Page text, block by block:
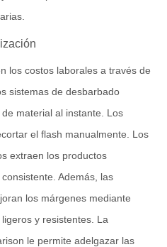
los costos laborales a través de
sistemas de desbarbado
material al instante. Los
el flash manualmente. Los
extraen los productos
Además, las
los márgenes mediante
y resistentes. La
le permite adelgazar las